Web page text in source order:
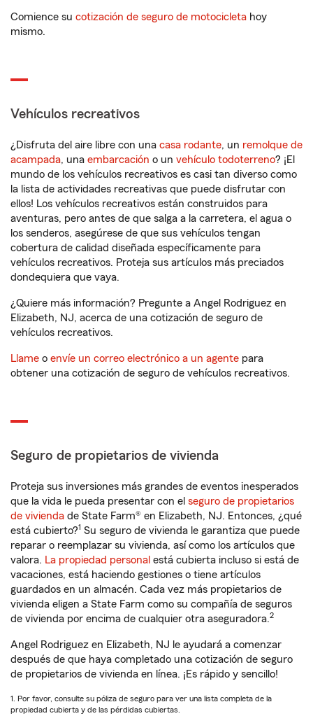
Comience su cotización de seguro de motocicleta hoy
mismo.
Vehículos recreativos
¿Disfruta del aire libre con una casa rodante, un remolque de
acampada, una embarcación o un vehículo todoterreno? ¡El
mundo de los vehículos recreativos es casi tan diverso como
la lista de actividades recreativas que puede disfrutar con
ellos! Los vehículos recreativos están construidos para
aventuras, pero antes de que salga a la carretera, el agua o
los senderos, asegúrese de que sus vehículos tengan
cobertura de calidad diseñada específicamente para
vehículos recreativos. Proteja sus artículos más preciados
dondequiera que vaya.
¿Quiere más información? Pregunte a Angel Rodriguez en
Elizabeth, NJ, acerca de una cotización de seguro de
vehículos recreativos.
Llame o envíe un correo electrónico a un agente para
obtener una cotización de seguro de vehículos recreativos.
Seguro de propietarios de vivienda
Proteja sus inversiones más grandes de eventos inesperados
que la vida le pueda presentar con el seguro de propietarios
de vivienda de State Farm® en Elizabeth, NJ. Entonces, ¿qué
está cubierto?1 Su seguro de vivienda le garantiza que puede
reparar o reemplazar su vivienda, así como los artículos que
valora. La propiedad personal está cubierta incluso si está de
vacaciones, está haciendo gestiones o tiene artículos
guardados en un almacén. Cada vez más propietarios de
vivienda eligen a State Farm como su compañía de seguros
de vivienda por encima de cualquier otra aseguradora.2
Angel Rodriguez en Elizabeth, NJ le ayudará a comenzar
después de que haya completado una cotización de seguro
de propietarios de vivienda en línea. ¡Es rápido y sencillo!
1. Por favor, consulte su póliza de seguro para ver una lista completa de la
propiedad cubierta y de las pérdidas cubiertas.